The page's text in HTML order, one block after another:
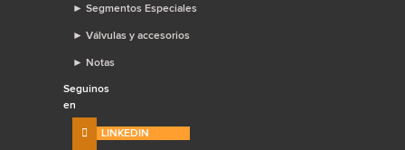
► Segmentos Especiales
► Válvulas y accesorios
► Notas
Seguinos
en
LINKEDIN